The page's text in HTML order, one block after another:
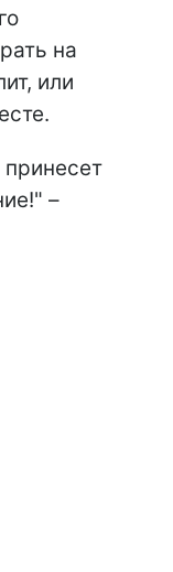
на
или
–